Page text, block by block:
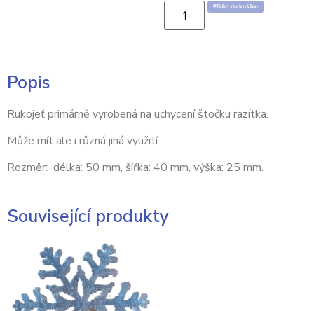
Přidat do košíku
Popis
Rukojeť primárně vyrobená na uchycení štočku razítka.
Může mít ale i různá jiná využití.
Rozměr: délka: 50 mm, šířka: 40 mm, výška: 25 mm.
Související produkty